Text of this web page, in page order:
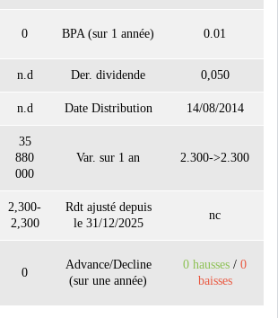
LE CMF ET LA BANQUE DE
OFFICEPLAST CHERCHE DEUX
ENGAGEMENT AUPRÈS DES...
RSS
0 BPA (sur 1 année) 0.01
n.d Der. dividende 0,050
n.d Date Distribution 14/08/2014
35
880
000
Var. sur 1 an 2.300->2.300
2,300-
2,300
Rdt ajusté depuis
le 31/12/2025
nc
0
Advance/Decline
(sur une année)
0 hausses / 0
baisses